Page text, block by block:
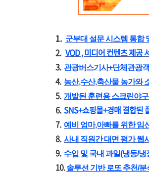
1. 군부대 설문 시스템 통합
2. VOD , 미디어 컨텐츠 제공
3. 관광버스기사+단체관광
4. 농산,수산,축산물 농가와
5. 개발된 훈련용 스크린야
6. SNS+쇼핑몰+경매 결합된
7. 예비 엄마,아빠를 위한 임
8. 사내 직원간 대면 평가 웹
9. 수입 및 국내 과일(냉동/
10.솔루션 기반 로또 추천/